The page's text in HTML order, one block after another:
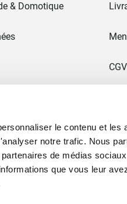
le contenu et les
notre trafic. Nous
de médias
que vous leur
& Domotique
?
CGV